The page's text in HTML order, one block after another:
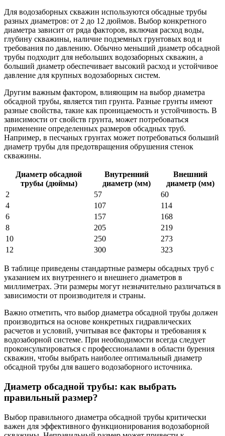
Для водозаборных скважин используются обсадные трубы
разных диаметров: от 2 до 12 дюймов. Выбор конкретного
диаметра зависит от ряда факторов, включая расход воды,
глубину скважины, наличие подземных грунтовых вод и
требования по давлению. Обычно меньший диаметр обсадной
трубы подходит для небольших водозаборных скважин, а
больший диаметр обеспечивает высокий расход и устойчивое
давление для крупных водозаборных систем.
Другим важным фактором, влияющим на выбор диаметра
обсадной трубы, является тип грунта. Разные грунты имеют
разные свойства, такие как проницаемость и устойчивость. В
зависимости от свойств грунта, может потребоваться
применение определенных размеров обсадных труб.
Например, в песчаных грунтах может потребоваться больший
диаметр трубы для предотвращения обрушения стенок
скважины.
Диаметр обсадной
трубы (дюймы)
Внутренний
диаметр (мм)
Внешний
диаметр (мм)
2
57
60
4
107
114
6
157
168
8
205
219
10
250
273
12
300 323
В таблице приведены стандартные размеры обсадных труб с
указанием их внутреннего и внешнего диаметров в
миллиметрах. Эти размеры могут незначительно различаться в
зависимости от производителя и страны.
Важно отметить, что выбор диаметра обсадной трубы должен
производиться на основе конкретных гидравлических
расчетов и условий, учитывая все факторы и требования к
водозаборной системе. При необходимости всегда следует
проконсультироваться с профессионалами в области бурения
скважин, чтобы выбрать наиболее оптимальный диаметр
обсадной трубы для вашего водозаборного источника.
Диаметр обсадной трубы: как выбрать
правильный размер?
Выбор правильного диаметра обсадной трубы критически
важен для эффективного функционирования водозаборной